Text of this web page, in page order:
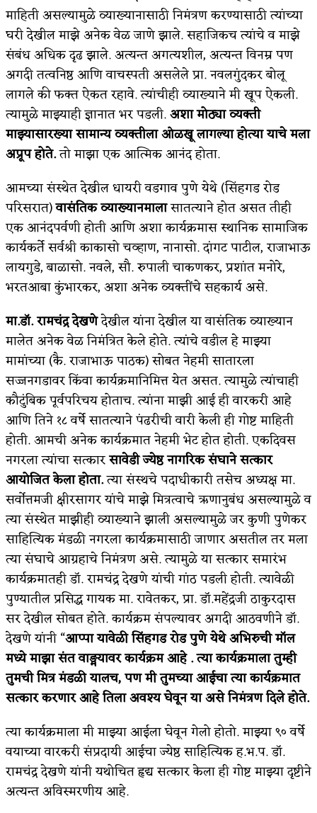
अपूर्ण कथा
बुडीच खटलं – संयुक्त कुटुंब का गरजेचं?
माहिती असल्यामुळे व्याख्यानासाठी निमंत्रण करण्यासाठी त्यांच्या
घरी देखील माझे अनेक वेळ जाणे झाले. सहाजिकच त्यांचे व माझे
संबंध अधिक दृढ झाले. अत्यन्त अगत्यशील, अत्यन्त विनम्र पण
अगदी तत्वनिष्ठ आणि वाचस्पती असलेले प्रा. नवलगुंदकर बोलू
लागले की फक्त ऐकत रहावे. त्यांचीही व्याख्याने मी खूप ऐकली.
त्यामुळे माझ्याही ज्ञानात भर पडली.अशा मोठ्या व्यक्ती
माझ्यासारख्या सामान्य व्यक्तीला ओळखू लागल्या होत्या याचे मला
अप्रूप होते.तो माझा एक आत्मिक आनंद होता.
आमच्या संस्थेत देखील धायरी वडगाव पुणे येथे (सिंहगड रोड
परिसरात)वासंतिक व्याख्यानमालासातत्याने होत असत तीही
एक आनंदपर्वणी होती आणि अशा कार्यक्रमास स्थानिक सामाजिक
कार्यकर्ते सर्वश्री काकासो चव्हाण, नानासो. दांगट पाटील, राजाभाऊ
लायगुडे, बाळासो. नवले, सौ. रुपाली चाकणकर, प्रशांत मनोरे,
भरतआबा कुंभारकर, अशा अनेक व्यक्तींचे सहकार्य असे.
मा.डॉ. रामचंद्र देखणेदेखील यांना देखील या वासंतिक व्याख्यान
मालेत अनेक वेळ निमंत्रित केले होते. त्यांचे वडील हे माझ्या
मामांच्या (कै. राजाभाऊ पाठक) सोबत नेहमी सातारला
सज्जनगडावर किंवा कार्यक्रमानिमित्त येत असत. त्यामुळे त्यांचाही
कौटुंबिक पूर्वपरिचय होताच. त्यांना माझी आई ही वारकरी आहे
आणि तिने १८ वर्षे सातत्याने पंढरीची वारी केली ही गोष्ट माहिती
होती. आमची अनेक कार्यक्रमात नेहमी भेट होत होती. एकदिवस
नगरला त्यांचा सत्कारसावेडी ज्येष्ठ नागरिक संघाने सत्कार
आयोजित केला होता.त्या संस्थचे पदाधीकारी तसेच अध्यक्ष मा.
सर्वोत्तमजी क्षीरसागर यांचे माझे मित्रत्वाचे ऋणानुबंध असल्यामुळे व
त्या संस्थेत माझीही व्याख्याने झाली असल्यामुळे जर कुणी पुणेकर
साहित्यिक मंडळी नगरला कार्यक्रमासाठी जाणार असतील तर मला
त्या संघाचे आग्रहाचे निमंत्रण असे. त्यामुळे या सत्कार समारंभ
कार्यक्रमातही डॉ. रामचंद्र देखणे यांची गांठ पडली होती. त्यावेळी
पुण्यातील प्रसिद्ध गायक मा. रावेतकर, प्रा. डॉ.महेंद्रजी ठाकुरदास
सर देखील सोबत होते. कार्यक्रम संपल्यावर अगदी आठवणीने डॉ.
देखणे यांनी “आप्पा यावेळी सिंहगड रोड पुणे येथे अभिरुची मॉल
मध्ये माझा संत वाङ्मयावर कार्यक्रम आहे . त्या कार्यक्रमाला तुम्ही
तुमची मित्र मंडळी यालच, पण मी तुमच्या आईचा त्या कार्यक्रमात
सत्कार करणार आहे तिला अवश्य घेवून या असे निमंत्रण दिले होते.
त्या कार्यक्रमाला मी माझ्या आईला घेवून गेलो होतो. माझ्या ९० वर्षे
वयाच्या वारकरी संप्रदायी आईचा ज्येष्ठ साहित्यिक ह.भ.प. डॉ.
रामचंद्र देखणे यांनी यथोचित हृद्य सत्कार केला ही गोष्ट माझ्या दृष्टीने
अत्यन्त अविस्मरणीय आहे.